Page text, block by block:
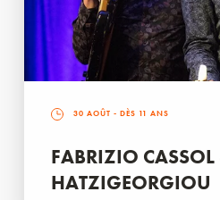
30 AOÛT - DÈS 11 ANS
FABRIZIO
HATZIGEORGIOU